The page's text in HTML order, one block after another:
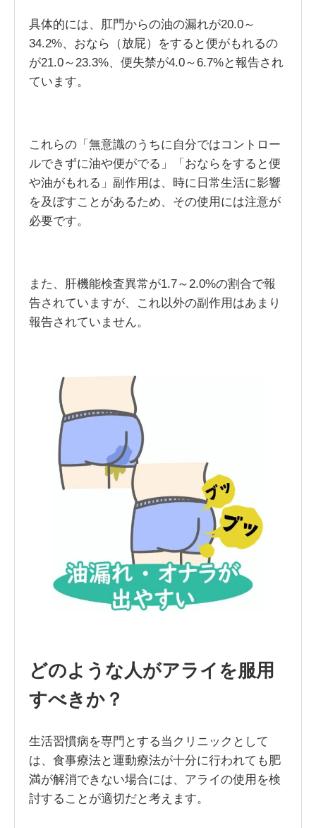
具体的には、肛門からの油の漏れが20.0～
34.2%、おなら（放屁）をすると便がもれるの
が21.0～23.3%、便失禁が4.0～6.7%と報告され
ています。
これらの「無意識のうちに自分ではコントロー
ルできずに油や便がでる」「おならをすると便
や油がもれる」副作用は、時に日常生活に影響
を及ぼすことがあるため、その使用には注意が
必要です。
また、肝機能検査異常が1.7～2.0%の割合で報
告されていますが、これ以外の副作用はあまり
報告されていません。
どのような人がアライを服用
すべきか？
生活習慣病を専門とする当クリニックとして
は、食事療法と運動療法が十分に行われても肥
満が解消できない場合には、アライの使用を検
討することが適切だと考えます。